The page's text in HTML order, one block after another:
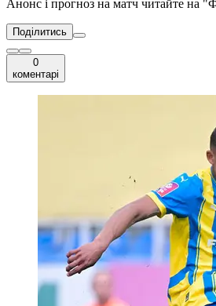
Анонс і прогноз на матч читайте на
Поділитись
0
коментарі